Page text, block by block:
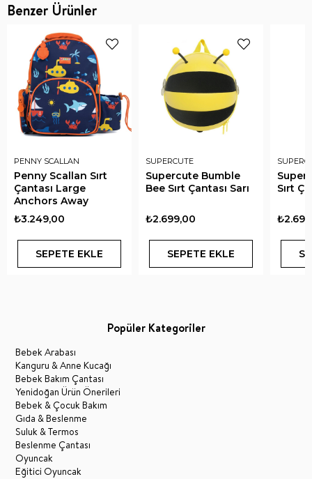
Benzer Ürünler
PENNY SCALLAN
Penny Scallan Sırt
Çantası Large
Anchors Away
₺3.249,00
SEPETE EKLE
SUPERCUTE
Supercute Bumble
Bee Sırt Çantası Sarı
₺2.699,00
SEPETE EKLE
Sırt
Popüler Kategoriler
Bebek Arabası
Kanguru & Anne Kucağı
Bebek Bakım Çantası
Yenidoğan Ürün Önerileri
Bebek & Çocuk Bakım
Gıda & Beslenme
Suluk & Termos
Beslenme Çantası
Oyuncak
Eğitici Oyuncak